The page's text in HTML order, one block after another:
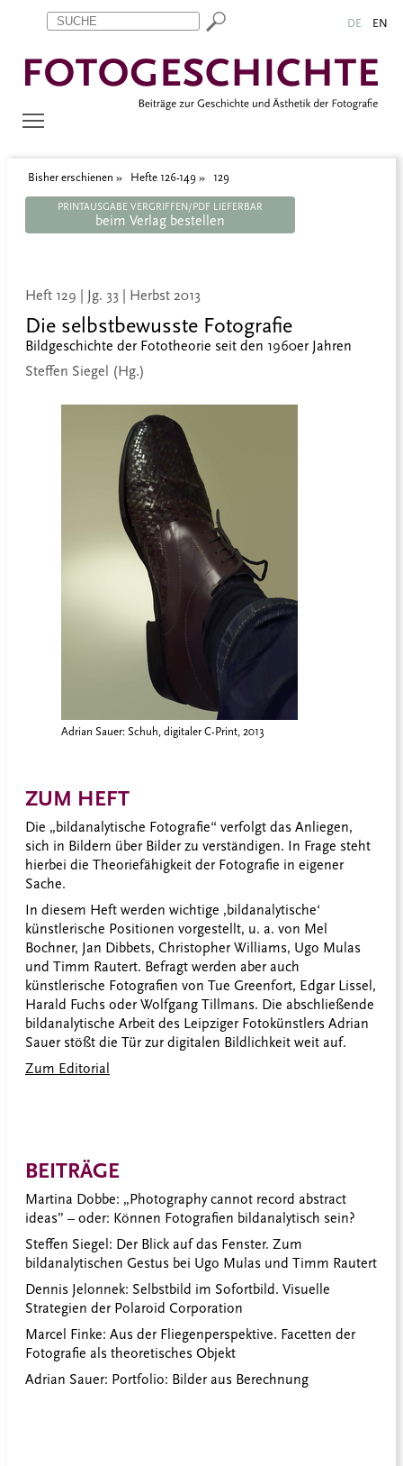
Zum Inhalt springen
Aktuelle Seite: 129 DE EN
Bisher erschienen Hefte 126-149 129
Adrian Sauer: Schuh, digitaler C-Print, 2013
PRINTAUSGABE VERGRIFFEN/PDF LIEFERBAR
beim Verlag bestellen
Heft 129 | Jg. 33 | Herbst 2013
Die selbstbewusste Fotografie
Bildgeschichte der Fototheorie seit den 1960er Jahren
Steffen Siegel (Hg.)
ZUM HEFT
Die „bildanalytische Fotografie“ verfolgt das Anliegen,
sich in Bildern über Bilder zu verständigen. In Frage steht
hierbei die Theoriefähigkeit der Fotografie in eigener
Sache.
In diesem Heft werden wichtige ,bildanalytische‘
künstlerische Positionen vorgestellt, u. a. von Mel
Bochner, Jan Dibbets, Christopher Williams, Ugo Mulas
und Timm Rautert. Befragt werden aber auch
künstlerische Fotografien von Tue Greenfort, Edgar Lissel,
Harald Fuchs oder Wolfgang Tillmans. Die abschließende
bildanalytische Arbeit des Leipziger Fotokünstlers Adrian
Sauer stößt die Tür zur digitalen Bildlichkeit weit auf.
Zum Editorial
BEITRÄGE
Martina Dobbe: „Photography cannot record abstract
ideas” – oder: Können Fotografien bildanalytisch sein?
Steffen Siegel: Der Blick auf das Fenster. Zum
bildanalytischen Gestus bei Ugo Mulas und Timm Rautert
Dennis Jelonnek: Selbstbild im Sofortbild. Visuelle
Strategien der Polaroid Corporation
Marcel Finke: Aus der Fliegenperspektive. Facetten der
Fotografie als theoretisches Objekt
Adrian Sauer: Portfolio: Bilder aus Berechnung